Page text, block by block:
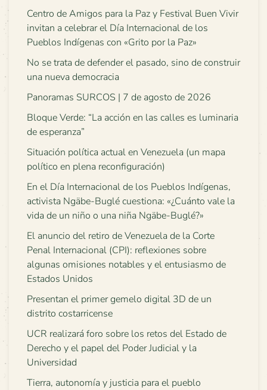
Centro de Amigos para la Paz y Festival Buen Vivir
invitan a celebrar el Día Internacional de los
Pueblos Indígenas con «Grito por la Paz»
No se trata de defender el pasado, sino de construir
una nueva democracia
Panoramas SURCOS | 7 de agosto de 2026
Bloque Verde: “La acción en las calles es luminaria
de esperanza”
Situación política actual en Venezuela (un mapa
político en plena reconfiguración)
En el Día Internacional de los Pueblos Indígenas,
activista Ngäbe-Buglé cuestiona: «¿Cuánto vale la
vida de un niño o una niña Ngäbe-Buglé?»
El anuncio del retiro de Venezuela de la Corte
Penal Internacional (CPI): reflexiones sobre
algunas omisiones notables y el entusiasmo de
Estados Unidos
Presentan el primer gemelo digital 3D de un
distrito costarricense
UCR realizará foro sobre los retos del Estado de
Derecho y el papel del Poder Judicial y la
Universidad
Tierra, autonomía y justicia para el pueblo